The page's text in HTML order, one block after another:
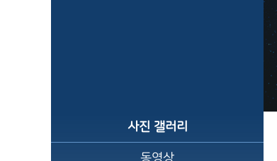
사진 갤러리
동영상